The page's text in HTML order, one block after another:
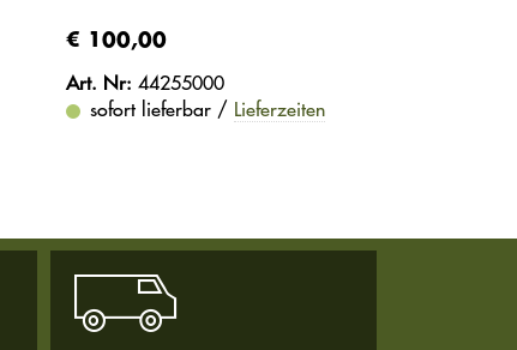
€ 100,00
Art. Nr: 44255000
sofort lieferbar / Lieferzeiten